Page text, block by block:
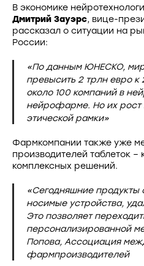
В экономике
Дмитрий Зауэрс, вице-
рассказал о ситуации на
России:
«По данным ЮНЕСКО,
превысить 2 трлн евро
около 100 компаний в
нейрофарме. Но их рост
этической рамки»
Фармкомпании также уже
производителей таблеток –
комплексных решений.
«Сегодняшние продукты
носимые устройства,
Это позволяет
персонализированной
Попова, Ассоциация
фармпроизводителей